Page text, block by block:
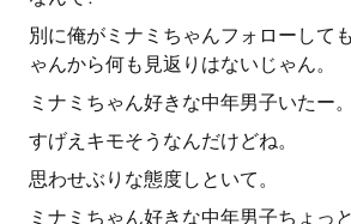
別に俺がミナミちゃんフォローして
ゃんから何も見返りはないじゃん。
ミナミちゃん好きな中年男子いたー。
すげえキモそうなんだけどね。
思わせぶりな態度しといて。
ミナミちゃん好きな中年男子ちょっ